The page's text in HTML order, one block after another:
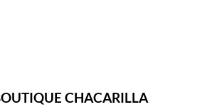
CHACARILLA